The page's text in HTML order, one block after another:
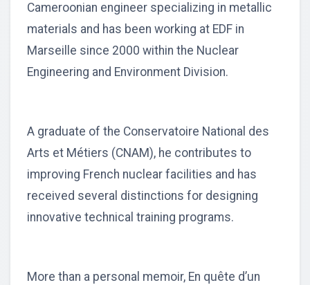
Cameroonian engineer specializing in metallic
materials and has been working at EDF in
Marseille since 2000 within the Nuclear
Engineering and Environment Division.
A graduate of the Conservatoire National des
Arts et Métiers (CNAM), he contributes to
improving French nuclear facilities and has
received several distinctions for designing
innovative technical training programs.
More than a personal memoir, En quête d’un